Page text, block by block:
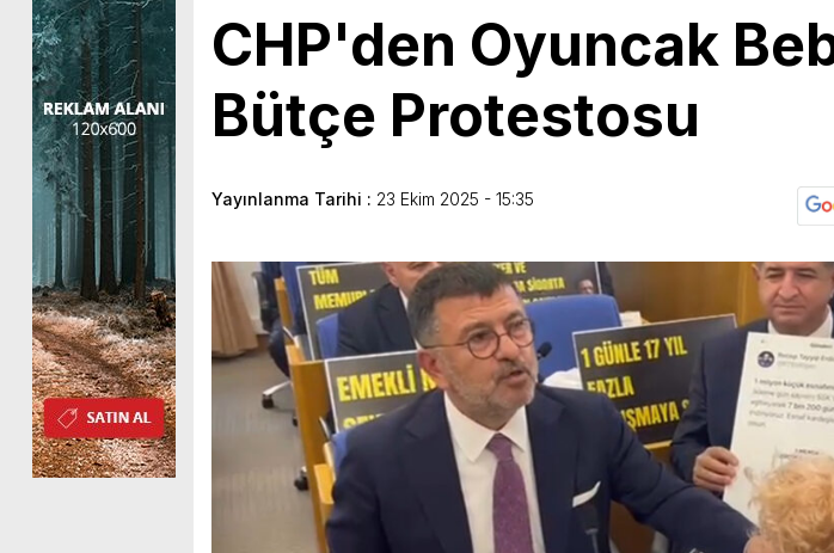
CHP'den Oyuncak
Bütçe Protestosu
Yayınlanma Tarihi : 23 Ekim 2025 - 15:35